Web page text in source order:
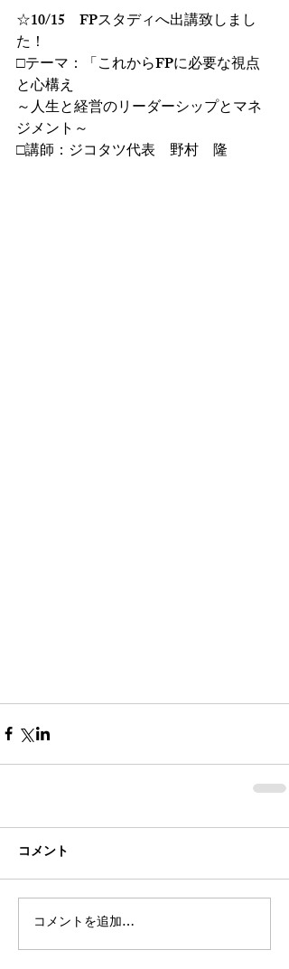
☆10/15　FPスタディへ出講致しまし
た！
□テーマ：「これからFPに必要な視点
と心構え
～人生と経営のリーダーシップとマネ
ジメント～
□講師：ジコタツ代表　野村　隆
コメント
コメントを追加…